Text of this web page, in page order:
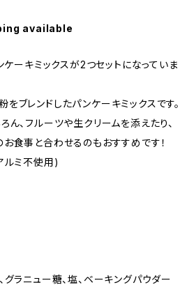
available
ーキミックスが2つセットになっていま
ブレンドしたパンケーキミックスです。
ん、フルーツや生クリームを添えたり、
食事と合わせるのもおすすめです！
ルミ不使用)
ラニュー糖、塩、ベーキングパウダー